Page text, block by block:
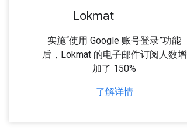
Lokmat
实施“使用 Google 账号登录”功能
后，Lokmat 的电子邮件订阅人数增
加了 150%
了解详情